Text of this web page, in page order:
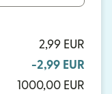
2,99 EUR
-2,99 EUR
1000,00 EUR